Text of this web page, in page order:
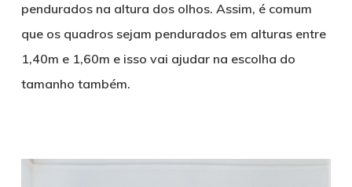
pendurados na altura dos olhos. Assim, é comum
que os quadros sejam pendurados em alturas entre
1,40m e 1,60m e isso vai ajudar na escolha do
tamanho também.